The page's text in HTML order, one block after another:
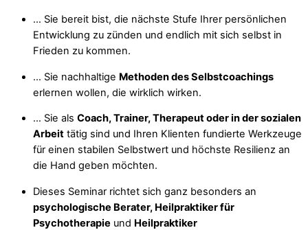
… Sie bereit bist, die nächste Stufe Ihrer persönlichen
Entwicklung zu zünden und endlich mit sich selbst in
Frieden zu kommen.
… Sie nachhaltige Methoden des Selbstcoachings
erlernen wollen, die wirklich wirken.
… Sie als Coach, Trainer, Therapeut oder in der sozialen
Arbeit tätig sind und Ihren Klienten fundierte Werkzeuge
für einen stabilen Selbstwert und höchste Resilienz an
die Hand geben möchten.
Dieses Seminar richtet sich ganz besonders an
psychologische Berater, Heilpraktiker für
Psychotherapie und Heilpraktiker